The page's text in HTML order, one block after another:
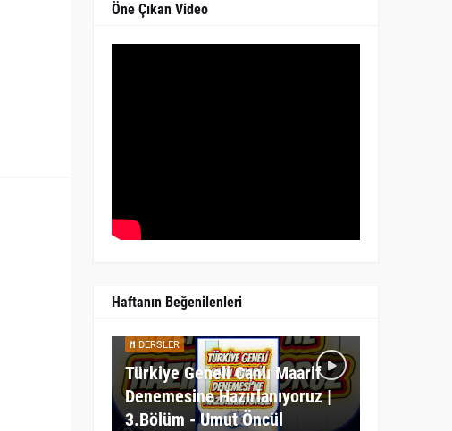
Öne Çıkan Video
Haftanın Beğenilenleri
DERSLER
Türkiye Geneli Canlı Maarif
Denemesine Hazırlanıyoruz |
3.Bölüm - Umut Öncül